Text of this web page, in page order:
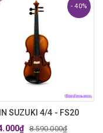
- 40%
SUZUKI 4/4 - FS20
8.590.000₫